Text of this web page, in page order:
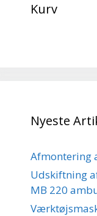
Kurv
Nyeste
Afmontering
Udskiftning
MB 220